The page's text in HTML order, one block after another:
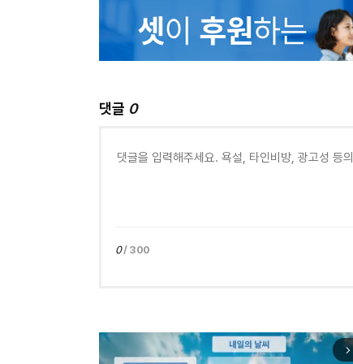
댓글 0
0/ 300
arrow_forward_ios